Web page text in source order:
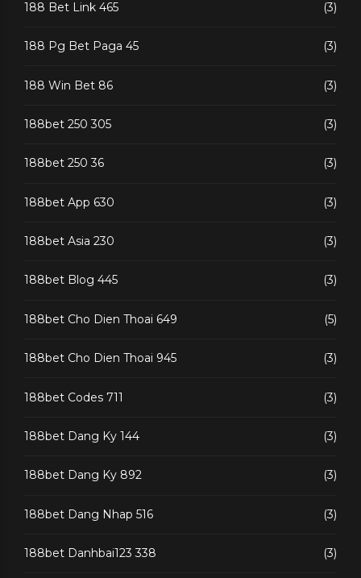
188 Bet Link 465 (3)
188 Pg Bet Paga 45 (3)
188 Win Bet 86 (3)
188bet 250 305 (3)
188bet 250 36 (3)
188bet App 630 (3)
188bet Asia 230 (3)
188bet Blog 445 (3)
188bet Cho Dien Thoai 649 (5)
188bet Cho Dien Thoai 945 (3)
188bet Codes 711 (3)
188bet Dang Ky 144 (3)
188bet Dang Ky 892 (3)
188bet Dang Nhap 516 (3)
188bet Danhbai123 338 (3)